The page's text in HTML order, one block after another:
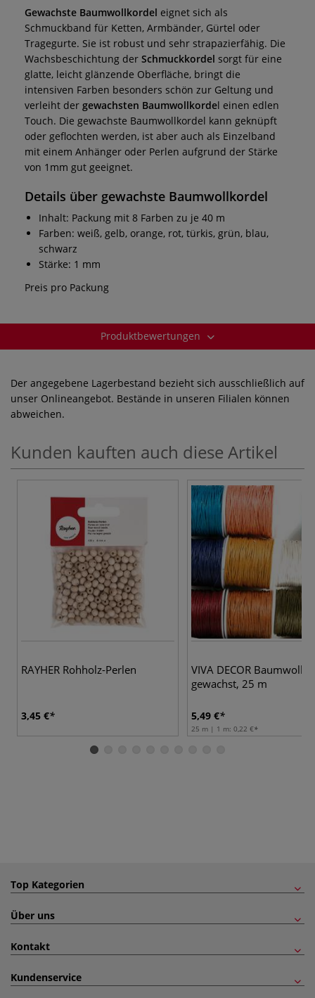
Gewachste Baumwollkordel eignet sich als
Schmuckband für Ketten, Armbänder, Gürtel oder
Tragegurte. Sie ist robust und sehr strapazierfähig. Die
Wachsbeschichtung der Schmuckkordel sorgt für eine
glatte, leicht glänzende Oberfläche, bringt die
intensiven Farben besonders schön zur Geltung und
verleiht der gewachsten Baumwollkordel einen edlen
Touch. Die gewachste Baumwollkordel kann geknüpft
oder geflochten werden, ist aber auch als Einzelband
mit einem Anhänger oder Perlen aufgrund der Stärke
von 1mm gut geeignet.
Details über gewachste Baumwollkordel
Inhalt: Packung mit 8 Farben zu je 40 m
Farben: weiß, gelb, orange, rot, türkis, grün, blau,
schwarz
Stärke: 1 mm
Preis pro Packung
Produktbewertungen
Der angegebene Lagerbestand bezieht sich ausschließlich auf
unser Onlineangebot. Bestände in unseren Filialen können
abweichen.
Kunden kauften auch diese Artikel
RAYHER Rohholz-Perlen
3,45 €
VIVA DECOR
gewachst, 25 m
5,49 €
25 m | 1 m: 0,22 €
Top Kategorien
Über uns
Kontakt
Kundenservice